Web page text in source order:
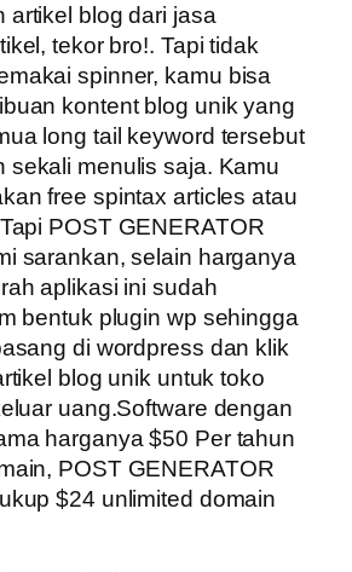
artikel blog dari jasa
tekor bro!. Tapi tidak
spinner, kamu bisa
kontent blog unik yang
long tail keyword tersebut
sekali menulis saja. Kamu
free spintax articles atau
POST GENERATOR
sarankan, selain harganya
aplikasi ini sudah
bentuk plugin wp sehingga
di wordpress dan klik
blog unik untuk toko
uang.Software dengan
harganya $50 Per tahun
POST GENERATOR
$24 unlimited domain